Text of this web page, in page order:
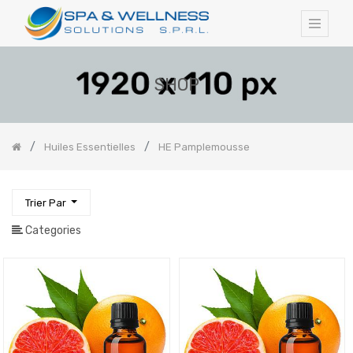
SHOP
Huiles Essentielles HE Pamplemousse
Trier Par
Categories